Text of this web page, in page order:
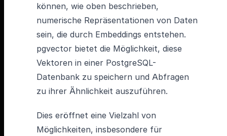
können, wie oben beschrieben,
numerische Repräsentationen von Daten
sein, die durch Embeddings entstehen.
pgvector bietet die Möglichkeit, diese
Vektoren in einer PostgreSQL-
Datenbank zu speichern und Abfragen
zu ihrer Ähnlichkeit auszuführen.
Dies eröffnet eine Vielzahl von
Möglichkeiten, insbesondere für